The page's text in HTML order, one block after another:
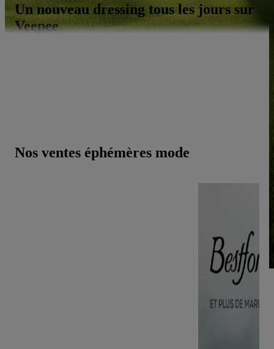
Un nouveau dressing tous les jours sur
Veepee
Nos ventes éphémères mode